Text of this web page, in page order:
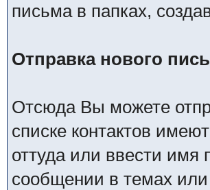
письма в папках,
Отправка нового
Отсюда Вы можете
списке контактов
оттуда или ввести
сообщении в темах или